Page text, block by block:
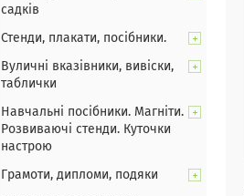
садків
Стенди, плакати, посібники.
Вуличні вказівники, вивіски,
таблички
Навчальні посібники. Магніти.
Розвиваючі стенди. Куточки
настрою
Грамоти, дипломи, подяки